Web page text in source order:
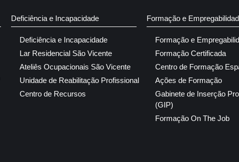
Deficiência e Incapacidade
Deficiência e Incapacidade
Lar Residencial São Vicente
Ateliês Ocupacionais São Vicente
Unidade de Reabilitação Profissional
Centro de Recursos
Formação e
Formação e
Formação Certificada
Centro de Formação
Ações de Formação
Gabinete de Inserção
(GIP)
Formação On The Job